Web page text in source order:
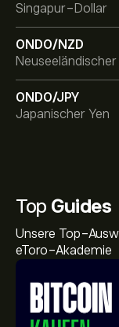
Singapur-Dollar
ONDO/NZD
ONDO/JPY
Japanischer Yen
Top Guides
Unsere Top-
eToro-Akademie